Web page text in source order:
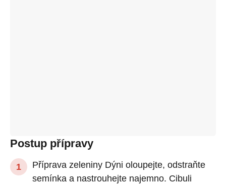
Postup přípravy
Příprava zeleniny Dýni oloupejte, odstraňte
semínka a nastrouhejte najemno. Cibuli